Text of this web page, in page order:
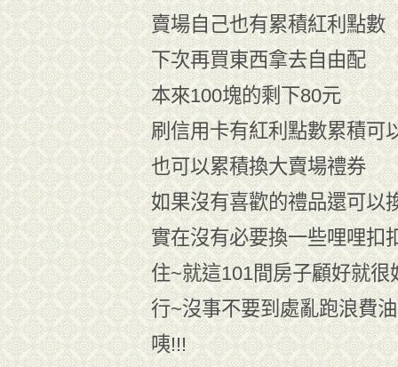
賣場自己也有累積紅利點數
下次再買東西拿去自由配
本來100塊的剩下80元
刷信用卡有紅利點數累積可
也可以累積換大賣場禮券
如果沒有喜歡的禮品還可以
實在沒有必要換一些哩哩扣
住~就這101間房子顧好就很
行~沒事不要到處亂跑浪費
咦!!!